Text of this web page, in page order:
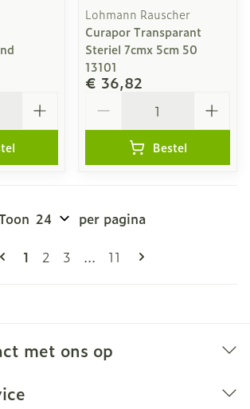
Lohmann Rauscher
Curapor Transparant
Steriel 7cmx 5cm 50
13101
€ 36,82
Bestel
Pagina's
U lees momenteel pagina
1 Pagina
2 Pagina
3 ... Pagina
11
per pagina
met ons op